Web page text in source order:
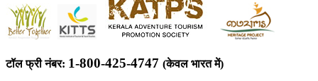
टॉल फ्री नंबर: 1-800-425-4747 (केवल भारत में)